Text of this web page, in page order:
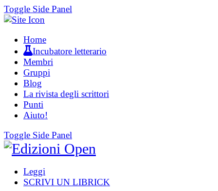
Toggle Side Panel
Home
Incubatore letterario
Membri
Gruppi
Blog
La rivista degli scrittori
Punti
Aiuto!
Toggle Side Panel
Leggi
SCRIVI UN LIBRICK